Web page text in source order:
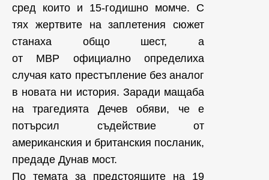
сред които и 15-годишно момче. С
тях жертвите на заплетения сюжет
станаха общо шест, а
от МВР официално определиха
случая като престъпление без аналог
в новата ни история. Заради мащаба
на трагедията Дечев обяви, че е
потърсил съдействие от
американския и британския посланик,
предаде Дунав мост.
По темата за предстоящите на 19